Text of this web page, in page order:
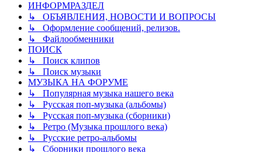
ИНФОРМРАЗДЕЛ
↳ ОБЪЯВЛЕНИЯ, НОВОСТИ И ВОПРОСЫ
↳ Оформление сообщений, релизов.
↳ Файлообменники
ПОИСК
↳ Поиск клипов
↳ Поиск музыки
МУЗЫКА НА ФОРУМЕ
↳ Популярная музыка нашего века
↳ Русская поп-музыка (альбомы)
↳ Русская поп-музыка (сборники)
↳ Ретро (Музыка прошлого века)
↳ Русские ретро-альбомы
↳ Сборники прошлого века